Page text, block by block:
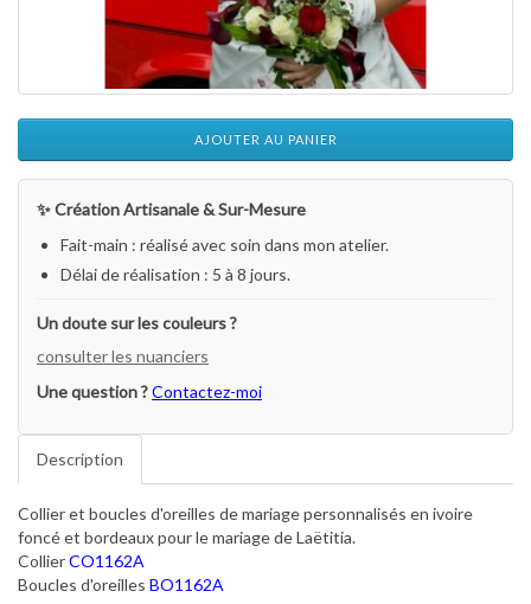
AJOUTER AU PANIER
✨ Création Artisanale & Sur-Mesure
Fait-main : réalisé avec soin dans mon atelier.
Délai de réalisation : 5 à 8 jours.
Un doute sur les couleurs ?
consulter les nuanciers
Une question ?Contactez-moi
Description
Collier et boucles d'oreilles de mariage personnalisés en ivoire
foncé et bordeaux pour le mariage de Laëtitia.
CollierCO1162A
Boucles d'oreilles BO1162A